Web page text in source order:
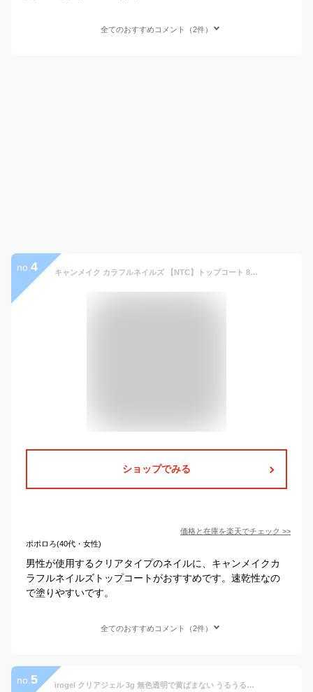
全てのおすすめコメント（2件）
no. 4 キャンメイク カラフルネイルズ 【NTC】トップコート 8ml トップコート アットコスメ 正規品
ショップでみる
価格と在庫を楽天でチェック >>
ポポロろ(40代・女性)
男性が使用するクリアタイプのネイルに、キャンメイクカ
ラフルネイルズトップコートがおすすめです。速乾性なの
で塗りやすいです。
全てのおすすめコメント（2件）
no. 5 irogel クリアジェル 3g 無色透明で黄ばまない うるうるネイル ジェルネイル